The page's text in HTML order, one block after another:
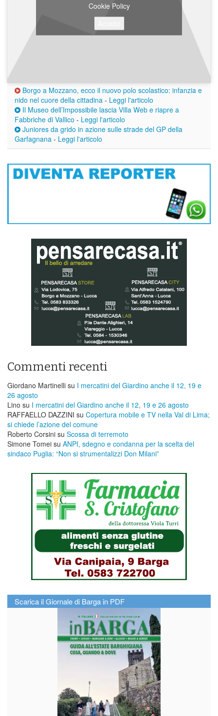
Cookie Policy
Borgo a Mozzano, ecco il nuovo polo scolastico: infanzia e
nido nel cuore della cittadina - Leggi l'articolo
Il Museo dell’Impossibile lascia Villa Web e riapre a
Fabbriche di Vallico - Leggi l'articolo
Juniores da grido in azione sulle strade del GP della
Garfagnana - Leggi l'articolo
Commenti recenti
Giordano Martinelli su I mercatini del Giardino anche il 12, 19 e
26 agosto
Lino su I mercatini del Giardino anche il 12, 19 e 26 agosto
RAFFAELLO DAZZINI su ​Copertura mobile e TV nella Val di Lima;
si chiede l’azione del comune
Roberto Corsini su Scossa di terremoto
Simone Tomei su ANPI, sdegno e condanna per la scelta del
sindaco Puglia: “Non si strumentalizzi Don Milani”
Scarica il Giornale di Barga in PDF